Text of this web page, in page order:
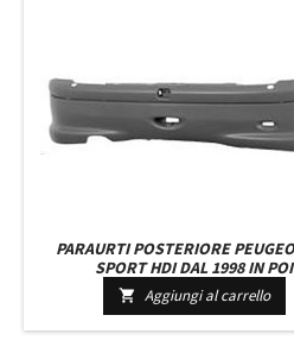
PARAURTI POSTERIORE
SPORT HDI DAL 1998 IN POI
 Aggiungi al carrello